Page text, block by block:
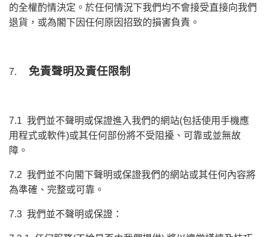
的全權酌情決定。於任何情況下我們均不會接受直接向我們
退貨，或為閣下因任何原因招致的損害負責。
7. 免責聲明及責任限制
7.1 我們並不聲明或保證進入我們的網站(包括使用手機應
用程式或軟件)或其任何部份將不受阻擾、可靠或並無故
障。
7.2 我們並不向閣下聲明或保證我們的網站或其任何內容將
為準確、完整或可靠。
7.3 我們並不聲明或保證：